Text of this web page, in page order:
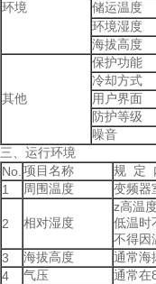
环境
储运温度
环境湿度
海拔高度
其他
保护功能
冷却方式
用户界面
防护等级
噪音
三、运行环境
No. 项目名称
规 定
1
周围温度 变频器
2 相对湿度
z高温
低温时
不得因
3
海拔高度
通常海
4
气压
通常在